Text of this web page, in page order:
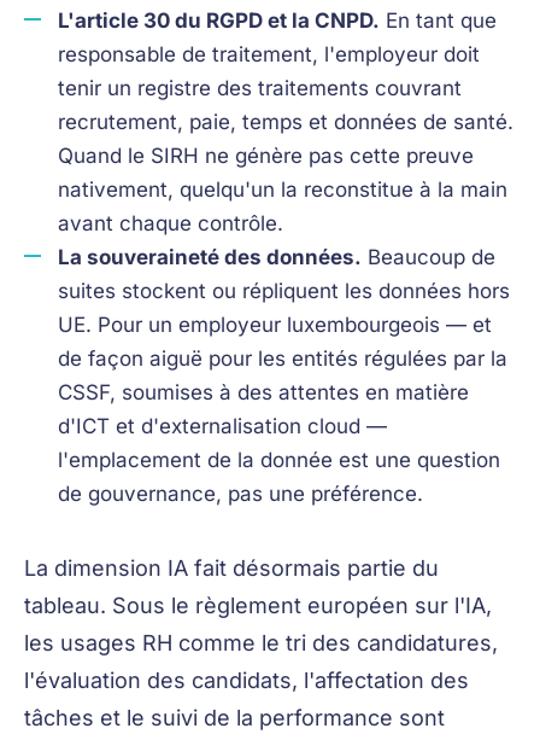
L'article 30 du RGPD et la CNPD. En tant que
responsable de traitement, l'employeur doit
tenir un registre des traitements couvrant
recrutement, paie, temps et données de santé.
Quand le SIRH ne génère pas cette preuve
nativement, quelqu'un la reconstitue à la main
avant chaque contrôle.
La souveraineté des données. Beaucoup de
suites stockent ou répliquent les données hors
UE. Pour un employeur luxembourgeois — et
de façon aiguë pour les entités régulées par la
CSSF, soumises à des attentes en matière
d'ICT et d'externalisation cloud —
l'emplacement de la donnée est une question
de gouvernance, pas une préférence.
La dimension IA fait désormais partie du
tableau. Sous le règlement européen sur l'IA,
les usages RH comme le tri des candidatures,
l'évaluation des candidats, l'affectation des
tâches et le suivi de la performance sont